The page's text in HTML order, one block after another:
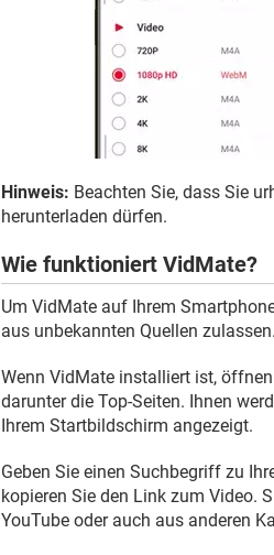
Hinweis: Beachten Sie, dass Sie
herunterladen dürfen.
Wie funktioniert VidMate?
Um VidMate auf Ihrem
aus unbekannten Quellen
Wenn VidMate installiert ist,
darunter die Top-Seiten. Ihnen
Ihrem Startbildschirm angezeigt.
Geben Sie einen Suchbegriff zu
kopieren Sie den Link zum Video.
YouTube oder auch aus anderen